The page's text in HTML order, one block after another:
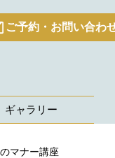
ご予約・お問い合わ
ギャラリー
マナー講座